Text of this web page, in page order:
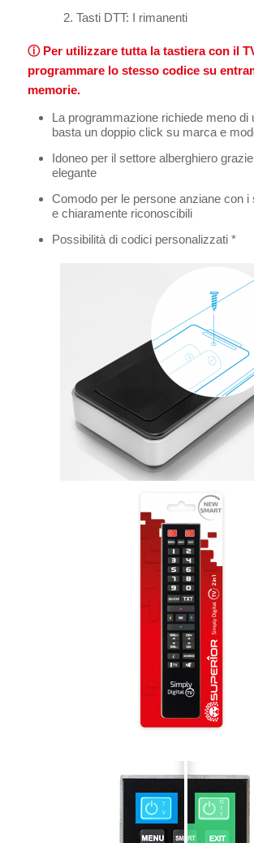
Tasti DTT: I rimanenti
ⓘ Per utilizzare tutta la tastiera con il
programmare lo stesso codice su
memorie.
La programmazione richiede meno di
basta un doppio click su marca e
Idoneo per il settore alberghiero
elegante
Comodo per le persone anziane con i
e chiaramente riconoscibili
Possibilità di codici personalizzati *